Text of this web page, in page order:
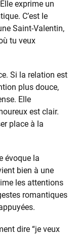
exprime un
C’est le
Saint-Valentin,
tu veux
Si la relation est
plus douce,
Elle
est clair.
place à la
évoque la
bien à une
les attentions
romantiques
dire “je veux